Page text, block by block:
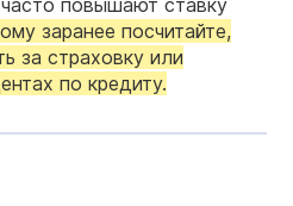
заранее посчитайте,
за страховку или
по кредиту.